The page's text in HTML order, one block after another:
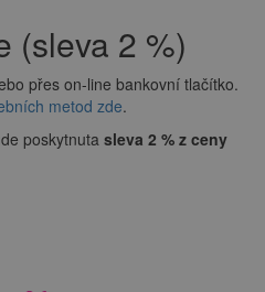
(sleva 2 %)
přes on-line bankovní tlačítko.
metod zde.
poskytnuta sleva 2 % z ceny